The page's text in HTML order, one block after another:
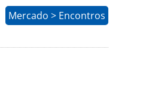
Mercado > Encontros